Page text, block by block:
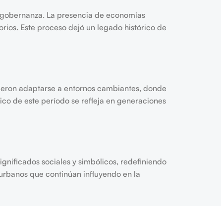
La presencia de economías
Este proceso dejó un legado histórico de
adaptarse a entornos cambiantes, donde
de este período se refleja en generaciones
sociales y simbólicos, redefiniendo
que continúan influyendo en la